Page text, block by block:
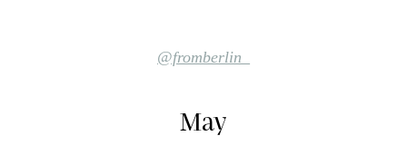
@fromberlin_
May